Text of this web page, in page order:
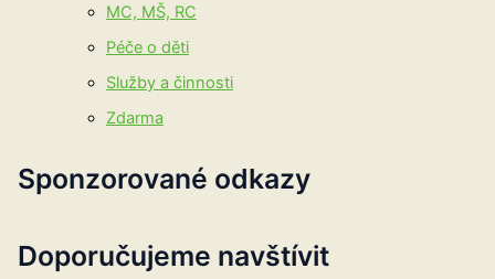
MC, MŠ, RC
Péče o děti
Služby a činnosti
Zdarma
Sponzorované odkazy
Doporučujeme navštívit